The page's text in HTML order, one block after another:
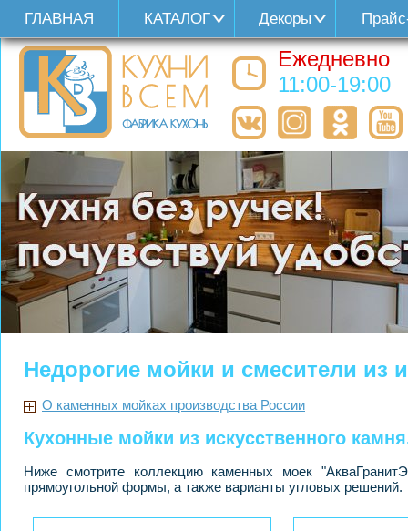
ГЛАВНАЯ КАТАЛОГ Декоры
Ежедневно
11:00-19:00
Недорогие мойки и смесители из
О каменных мойках производства России
Кухонные мойки из искусственного
Ниже смотрите коллекцию каменных моек
прямоугольной формы, а также варианты угловых решений.